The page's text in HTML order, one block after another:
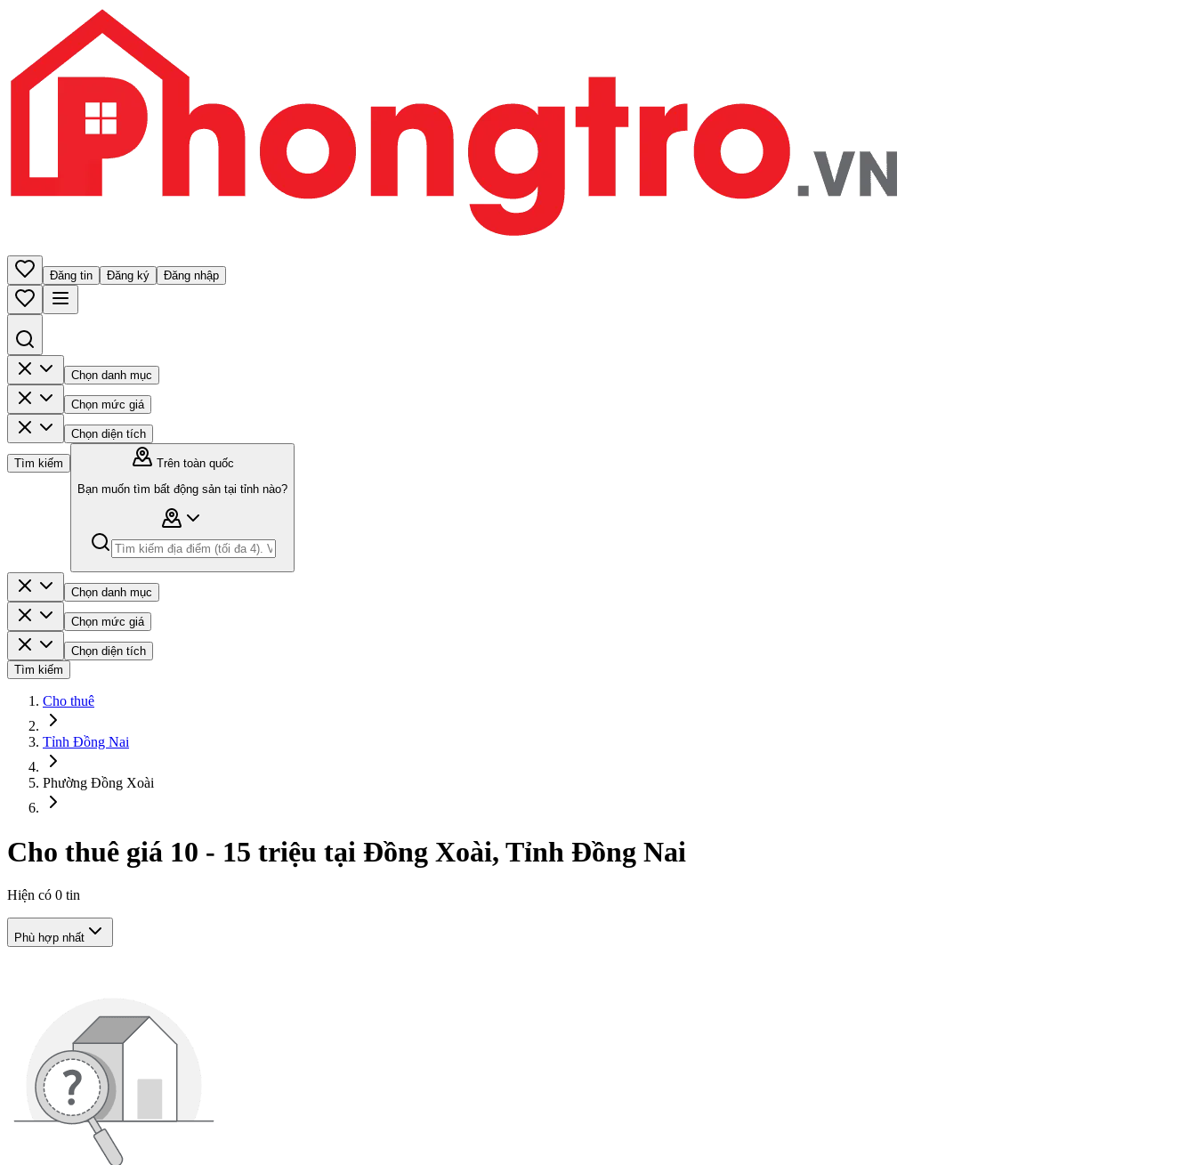
Đăng tin Đăng ký Đăng nhập
Chọn danh mục
Chọn mức giá
Chọn diện tích
Tìm kiếm
Trên toàn quốc
Bạn muốn tìm bất động sản tại tỉnh nào?
Chọn danh mục
Chọn mức giá
Chọn diện tích
Tìm kiếm
Cho thuê
Tỉnh Đồng Nai
Phường Đồng Xoài
Cho thuê giá 10 - 15 triệu tại Đồng Xoài, Tỉnh Đồng Nai
Hiện có 0 tin
Phù hợp nhất